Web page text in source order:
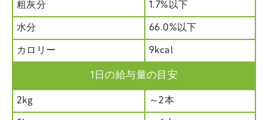
粗灰分 1.7%以下
水分 66.0%以下
カロリー 9kcal
1日の給与量の目安
2kg ～2本